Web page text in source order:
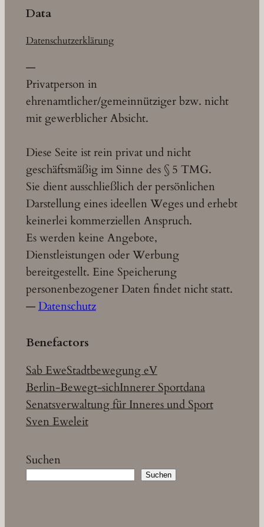
Data
Datenschutzerklärung
—
Privatperson in
ehrenamtlicher/gemeinnütziger bzw. nicht
mit gewerblicher Absicht.
Diese Seite ist rein privat und nicht
geschäftsmäßig im Sinne des § 5 TMG.
Sie dient ausschließlich der persönlichen
Darstellung eines ideellen Weges und erhebt
keinerlei kommerziellen Anspruch.
Es werden keine Angebote,
Dienstleistungen oder Werbung
bereitgestellt. Eine Speicherung
personenbezogener Daten findet nicht statt.
—Datenschutz
Benefactors
Sab EweStadtbewegung eV
Berlin-Bewegt-sichInnerer Sportdana
Senatsverwaltung für Inneres und Sport
Sven Eweleit
Suchen
Suchen